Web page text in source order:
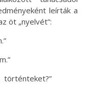
leírták a
öt „nyelvét”:
történteket?”